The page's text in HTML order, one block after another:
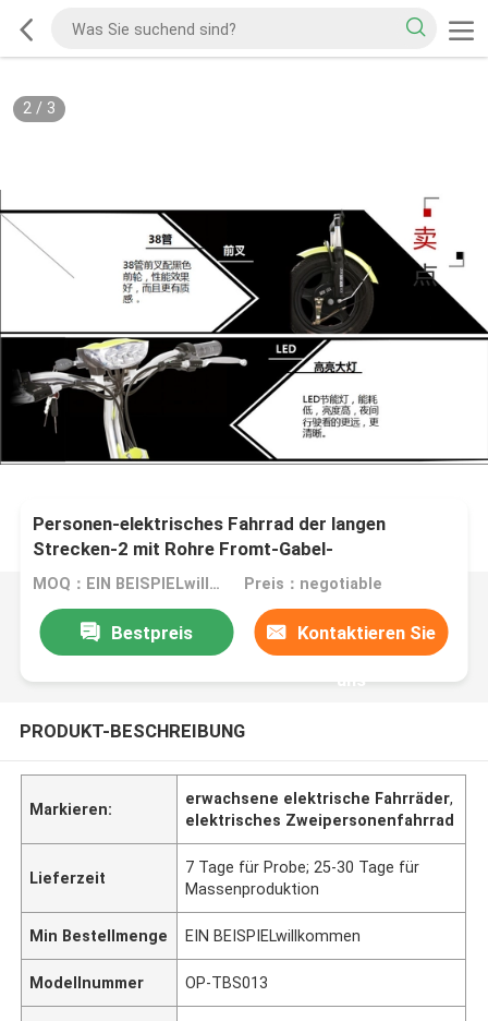
2/ 3
Personen-elektrisches Fahrrad der langen
Strecken-2 mit Rohre Fromt-Gabel-
Trommelbremse des Korb-38
MOQ：EIN BEISPIELwillkommen Preis：negotiable
Bestpreis Kontaktieren Sie
uns
PRODUKT-BESCHREIBUNG
Markieren:
erwachsene elektrische Fahrräder,
elektrisches Zweipersonenfahrrad
Lieferzeit
7 Tage für Probe; 25-30 Tage für
Massenproduktion
Min Bestellmenge EIN BEISPIELwillkommen
Modellnummer OP-TBS013